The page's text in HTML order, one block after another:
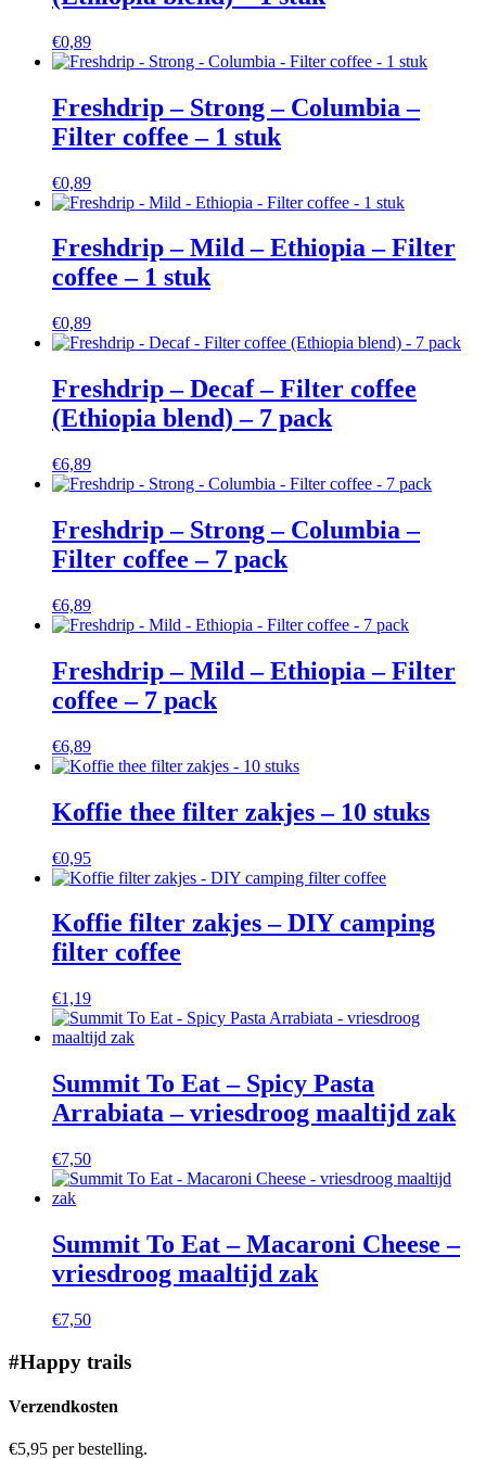
€0,89
Freshdrip – Strong – Columbia –
Filter coffee – 1 stuk
€0,89
Freshdrip – Mild – Ethiopia – Filter
coffee – 1 stuk
€0,89
Freshdrip – Decaf – Filter coffee
(Ethiopia blend) – 7 pack
€6,89
Freshdrip – Strong – Columbia –
Filter coffee – 7 pack
€6,89
Freshdrip – Mild – Ethiopia – Filter
coffee – 7 pack
€6,89
Koffie thee filter zakjes – 10 stuks
€0,95
Koffie filter zakjes – DIY camping
filter coffee
€1,19
Summit To Eat – Spicy Pasta
Arrabiata – vriesdroog maaltijd zak
€7,50
Summit To Eat – Macaroni Cheese –
vriesdroog maaltijd zak
€7,50
#Happy trails
Verzendkosten
€5,95 per bestelling.